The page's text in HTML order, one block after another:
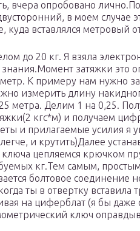
вчера опробовано
в моем случае
куда вставлялся метровый
до 20 кг. Я взяла
затяжки это
К примеру нам нужно
измерить длину
метра. Делим 1 на 0,25.
кгс*м) и получаем
и прилагаемые усилия я
и крутить)Далее
ключа цепляемся крючком
кг.Тем самым,
болтовое
ты в отвертку вставила
на циферблат (я бы даже
ключ